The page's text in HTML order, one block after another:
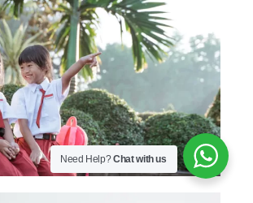
Need Help?Chat with us